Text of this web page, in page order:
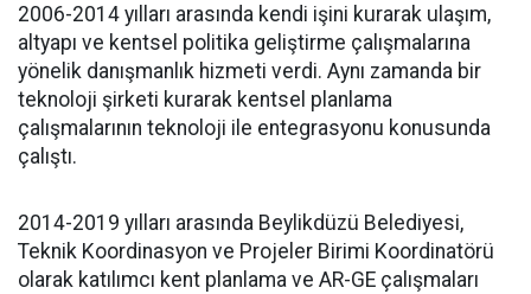
2006-2014 yılları arasında kendi işini kurarak ulaşım,
altyapı ve kentsel politika geliştirme çalışmalarına
yönelik danışmanlık hizmeti verdi. Aynı zamanda bir
teknoloji şirketi kurarak kentsel planlama
çalışmalarının teknoloji ile entegrasyonu konusunda
çalıştı.
2014-2019 yılları arasında Beylikdüzü Belediyesi,
Teknik Koordinasyon ve Projeler Birimi Koordinatörü
olarak katılımcı kent planlama ve AR-GE çalışmaları